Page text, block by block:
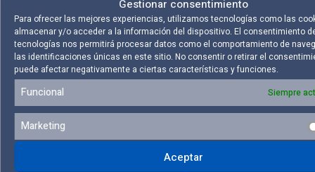
Gestionar consentimiento
Para ofrecer las mejores experiencias, utilizamos tecnologías como las
almacenar y/o acceder a la información del dispositivo. El consentimiento
tecnologías nos permitirá procesar datos como el comportamiento de
las identificaciones únicas en este sitio. No consentir o retirar el
puede afectar negativamente a ciertas características y funciones.
Funcional Siempre
Marketing
Aceptar
Las leyes penales determinan que, si no existen las
suficientes pruebas, pero hay lesiones personales,
hay concurrencia de culpas. Es decir, podría suceder
que se obtenga el 50 % de la indemnización que se
reclama en vía ejecutiva.
Esto significa que, incluso sin un culpable
determinado, si tú has resultado lesionado, puedes
recibir al menos una parte proporcional de la
indemnización. En estos casos se suele aplicar lo que
se conoce comoconcurrencia de culpas, donde se
reparte la responsabilidad entre ambas partes.